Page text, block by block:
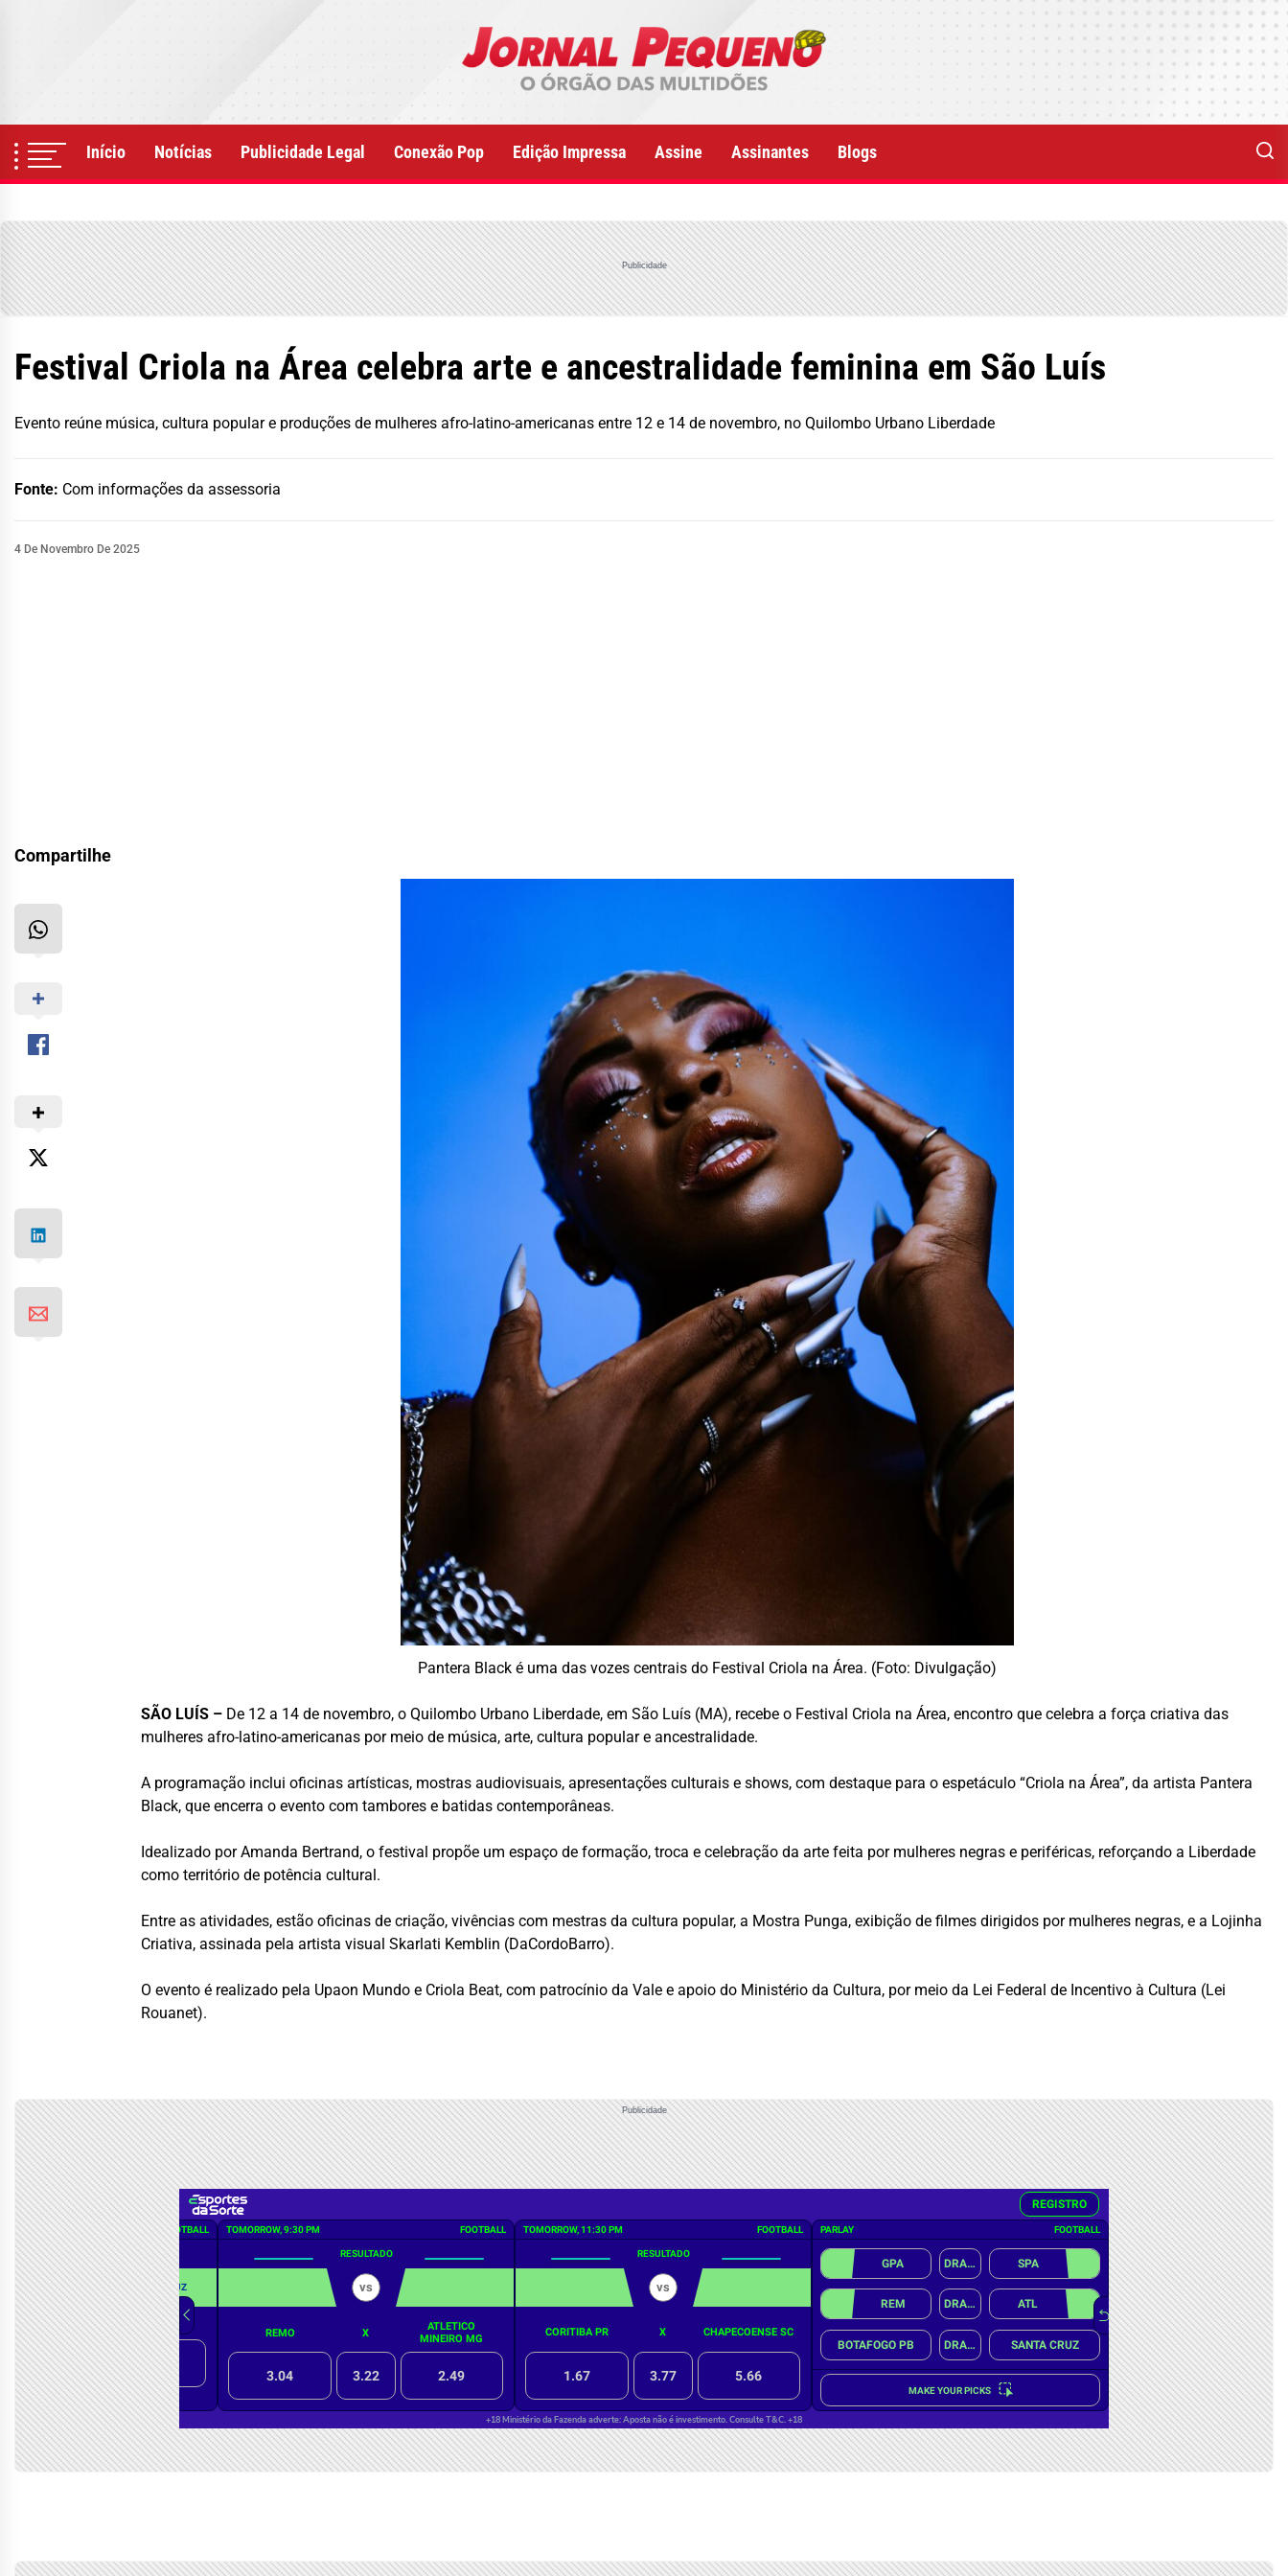
Início Notícias Publicidade Legal Conexão Pop Edição Impressa Assine Assinantes Blogs
Publicidade
Festival Criola na Área celebra arte e ancestralidade feminina em São Luís
Evento reúne música, cultura popular e produções de mulheres afro-latino-americanas entre 12 e 14 de novembro, no Quilombo Urbano Liberdade
Fonte: Com informações da assessoria
4 De Novembro De 2025
Compartilhe
Pantera Black é uma das vozes centrais do Festival Criola na Área. (Foto: Divulgação)
SÃO LUÍS – De 12 a 14 de novembro, o Quilombo Urbano Liberdade, em São Luís (MA), recebe o Festival Criola na Área, encontro que celebra a força criativa das
mulheres afro-latino-americanas por meio de música, arte, cultura popular e ancestralidade.
A programação inclui oficinas artísticas, mostras audiovisuais, apresentações culturais e shows, com destaque para o espetáculo “Criola na Área”, da artista Pantera
Black, que encerra o evento com tambores e batidas contemporâneas.
Idealizado por Amanda Bertrand, o festival propõe um espaço de formação, troca e celebração da arte feita por mulheres negras e periféricas, reforçando a Liberdade
como território de potência cultural.
Entre as atividades, estão oficinas de criação, vivências com mestras da cultura popular, a Mostra Punga, exibição de filmes dirigidos por mulheres negras, e a Lojinha
Criativa, assinada pela artista visual Skarlati Kemblin (DaCordoBarro).
O evento é realizado pela Upaon Mundo e Criola Beat, com patrocínio da Vale e apoio do Ministério da Cultura, por meio da Lei Federal de Incentivo à Cultura (Lei
Rouanet).
Publicidade